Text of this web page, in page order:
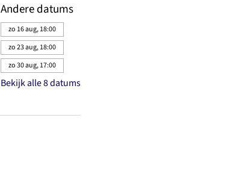
Andere datums
zo 16 aug, 18:00
zo 23 aug, 18:00
zo 30 aug, 17:00
Bekijk alle 8 datums